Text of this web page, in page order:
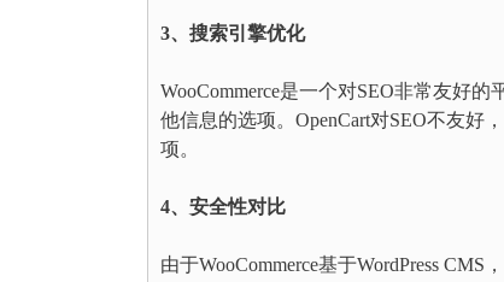
3、搜索引擎优化
WooCommerce是一个对SEO非常友好
他信息的选项。OpenCart对SEO不友
项。
4、安全性对比
由于WooCommerce基于WordPress